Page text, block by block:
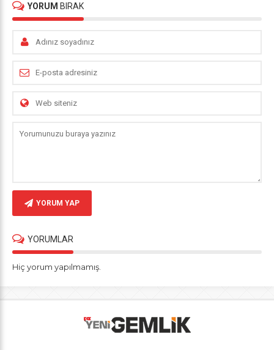
YORUM BIRAK
YORUM YAP
YORUMLAR
Hiç yorum yapılmamış.